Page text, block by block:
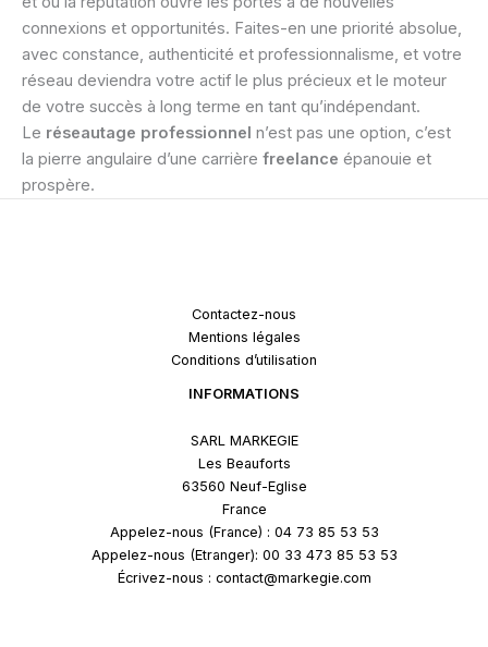
connexions et opportunités. Faites-en une priorité absolue,
avec constance, authenticité et professionnalisme, et votre
réseau deviendra votre actif le plus précieux et le moteur
de votre succès à long terme en tant qu’indépendant.
Le réseautage professionnel n’est pas une option, c’est
la pierre angulaire d’une carrière freelance épanouie et
prospère.
Contactez-nous
Mentions légales
Conditions d’utilisation
INFORMATIONS
SARL MARKEGIE
Les Beauforts
63560 Neuf-Eglise
France
Appelez-nous (France) : 04 73 85 53 53
Appelez-nous (Etranger): 00 33 473 85 53 53
Écrivez-nous : contact@markegie.com